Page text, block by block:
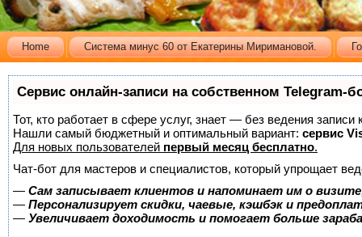
Home Cистема минус 60 от Екатерины Миримановой.
Сервис онлайн-записи на собственном Telegram-
Тот, кто работает в сфере услуг, знает — без ведения
Нашли самый бюджетный и оптимальный вариант: сервис
Для новых пользователей первый месяц бесплатно.
Чат-бот для мастеров и специалистов, который упрощает
— Сам записывает клиентов и напоминает им о
— Персонализирует скидки, чаевые, кэшбэк и
— Увеличивает доходимость и помогает больше